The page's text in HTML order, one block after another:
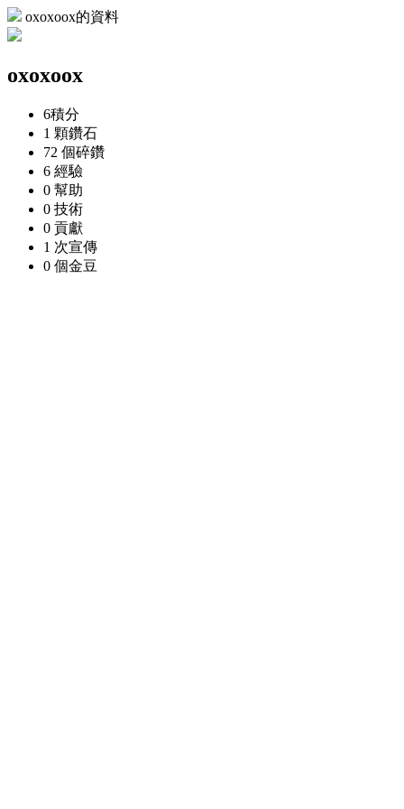
oxoxoox的資料
oxoxoox
6積分
1 顆鑽石
72 個碎鑽
6 經驗
0 幫助
0 技術
0 貢獻
1 次宣傳
0 個金豆